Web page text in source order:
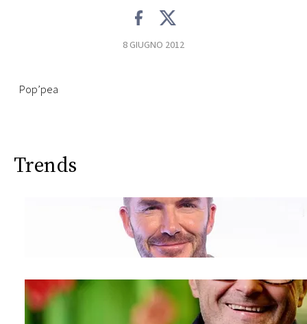
8 GIUGNO 2012
Pop’pea
Trends